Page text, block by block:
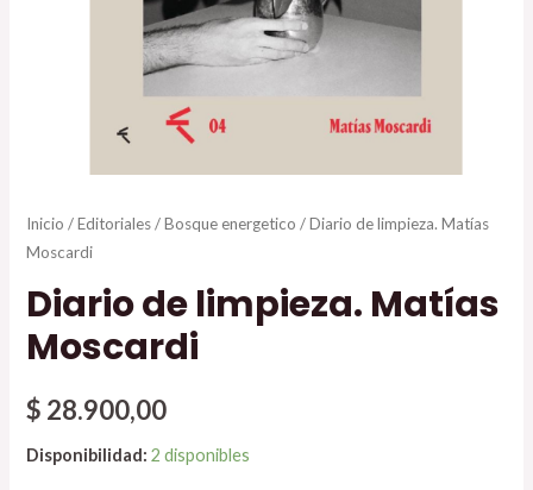
Inicio /Editoriales/Bosque energetico / Diario de limpieza. Matías
Moscardi
Diario de limpieza. Matías
Moscardi
$ 28.900,00
Disponibilidad: 2 disponibles